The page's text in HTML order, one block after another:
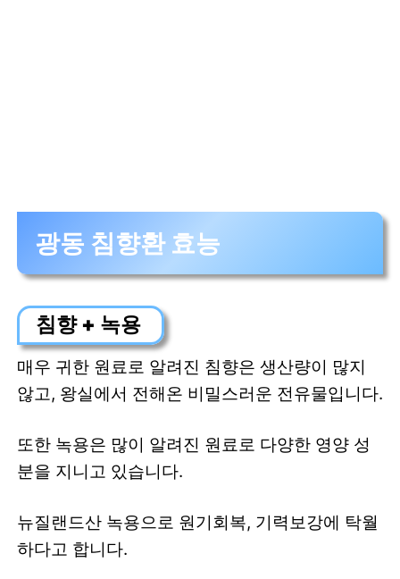
광동 침향환 효능
침향 + 녹용
매우 귀한 원료로 알려진 침향은 생산량이 많지
않고, 왕실에서 전해온 비밀스러운 전유물입니다.
또한 녹용은 많이 알려진 원료로 다양한 영양 성
분을 지니고 있습니다.
뉴질랜드산 녹용으로 원기회복, 기력보강에 탁월
하다고 합니다.